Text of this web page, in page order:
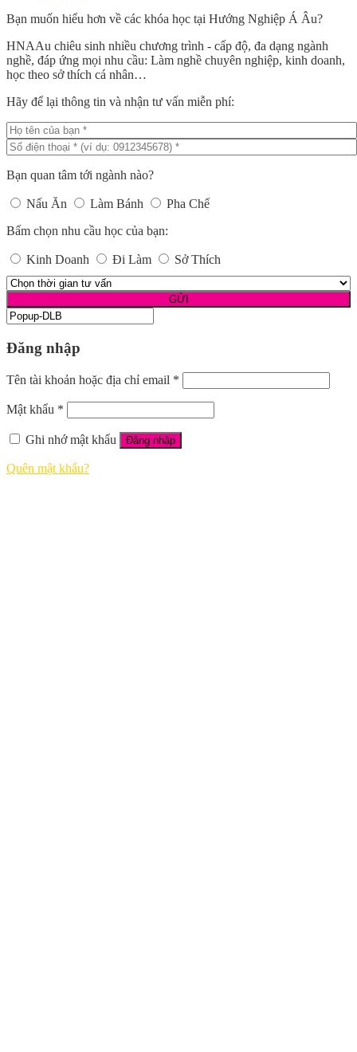
Bạn muốn hiểu hơn về các khóa học tại Hướng Nghiệp Á Âu?
HNAAu chiêu sinh nhiều chương trình - cấp độ, đa dạng ngành
nghề, đáp ứng mọi nhu cầu: Làm nghề chuyên nghiệp, kinh doanh,
học theo sở thích cá nhân…
Hãy để lại thông tin và nhận tư vấn miễn phí:
Bạn quan tâm tới ngành nào?
Nấu Ăn Làm Bánh
Pha Chế
Bấm chọn nhu cầu học của bạn:
Kinh Doanh Đi Làm Sở Thích
Đăng nhập
Tên tài khoản hoặc địa chỉ email *
Mật khẩu *
Ghi nhớ mật khẩu Đăng nhập
Quên mật khẩu?